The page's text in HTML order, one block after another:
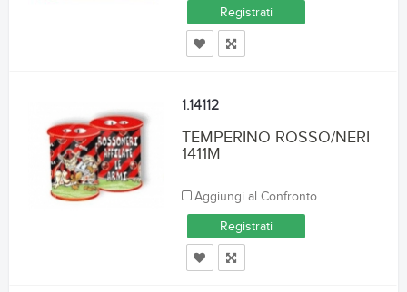
Registrati
1.14112
TEMPERINO ROSSO/NERI
1411M
Aggiungi al Confronto
Registrati